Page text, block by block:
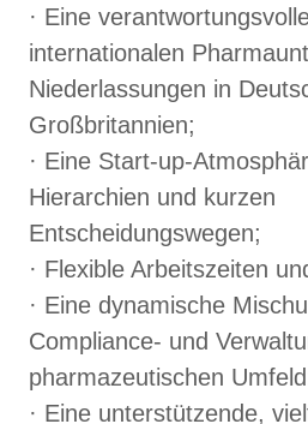
· Eine
internationalen
Niederlassungen in
Großbritannien;
· Eine Start-up-
Hierarchien und kurzen
Entscheidungswegen;
· Flexible Arbeitszeiten
· Eine dynamische
Compliance- und
pharmazeutischen
· Eine unterstützende,